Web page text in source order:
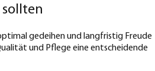
sollten
gedeihen und langfristig Freude
und Pflege eine entscheidende